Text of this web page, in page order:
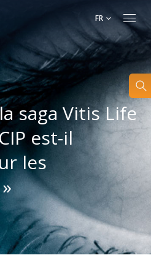
FR
saga Vitis Life
est-il
les